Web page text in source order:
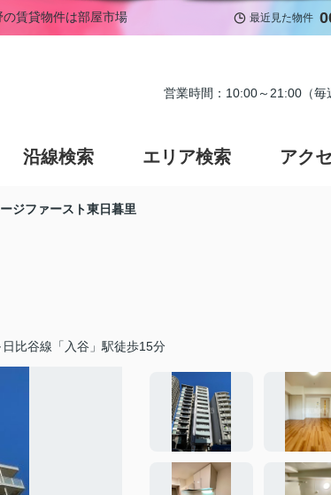
賃貸物件は部屋市場 最近見た物件
営業時間：10:00～21:00（毎
沿線検索 エリア検索 アク
ジファースト東日暮里
日比谷線「入谷」駅徒歩15分